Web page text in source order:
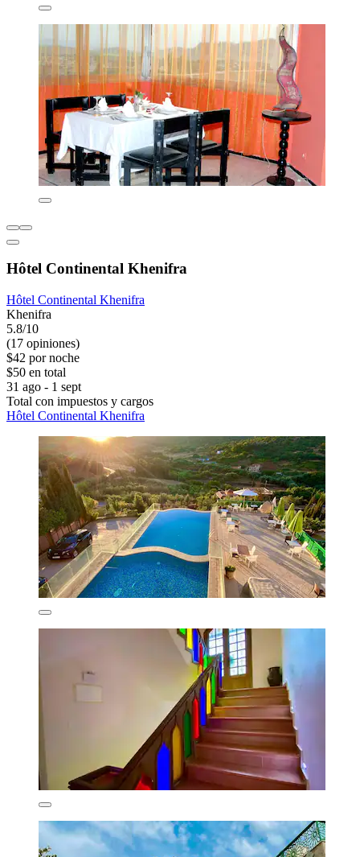
Hôtel Continental Khenifra
Hôtel Continental Khenifra
Khenifra
5.8/10
(17 opiniones)
$42 por noche
$50 en total
31 ago - 1 sept
Total con impuestos y cargos
Hôtel Continental Khenifra